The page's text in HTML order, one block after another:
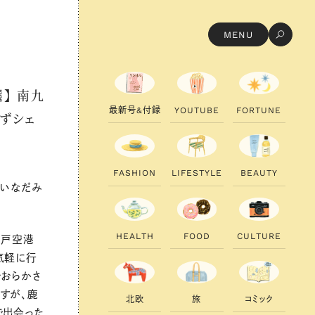
MENU
南九
シェ
なだみ
戸空港
軽に行
らかさ
が、鹿
会った
最新号&付録 YOUTU B E FORTU N E
FAS H ION LI FESTYLE B EAUTY
H EALTH FOOD CU LTU RE
北欧 旅 コ ミ ック